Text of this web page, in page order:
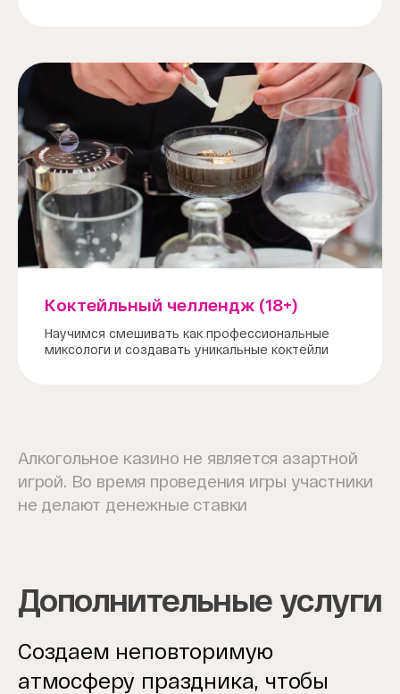
Коктейльный челлендж (18+)
Научимся смешивать как профессиональные
миксологи и создавать уникальные коктейли
Алкогольное казино не является азартной
игрой. Во время проведения игры участники
не делают денежные ставки
Дополнительные услуги
Создаем неповторимую
атмосферу праздника, чтобы